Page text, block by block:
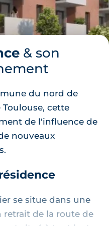
& son
du nord de
cette
de l'influence de
nouveaux
se situe dans une
retrait de la route de